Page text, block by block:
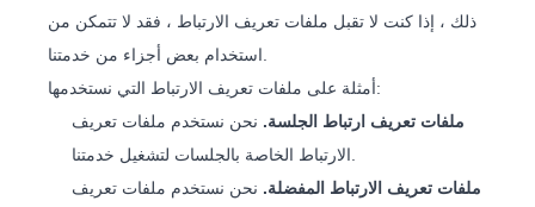
ذلك ، إذا كنت لا تقبل ملفات تعريف الارتباط ، فقد لا تتمكن من
استخدام بعض أجزاء من خدمتنا.
أمثلة على ملفات تعريف الارتباط التي نستخدمها:
ملفات تعريف ارتباط الجلسة. نحن نستخدم ملفات تعريف
الارتباط الخاصة بالجلسات لتشغيل خدمتنا.
ملفات تعريف الارتباط المفضلة. نحن نستخدم ملفات تعريف